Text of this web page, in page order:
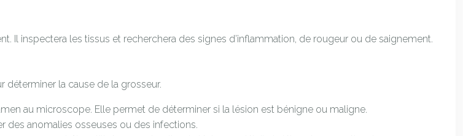
Il inspectera les tissus et recherchera des signes d’inflammation, de rougeur ou de saignement.
la cause de la grosseur.
au microscope. Elle permet de déterminer si la lésion est bénigne ou maligne.
des anomalies osseuses ou des infections.